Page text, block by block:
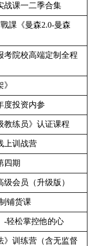
战课一二季合集
課《曼森2.0-曼森
考院校高端定制全程
》
度投资内参
教练员》认证课程
上训战营
四期
级会员（升级版）
铺货课
-轻松掌控他的心
》训练营（含无监督